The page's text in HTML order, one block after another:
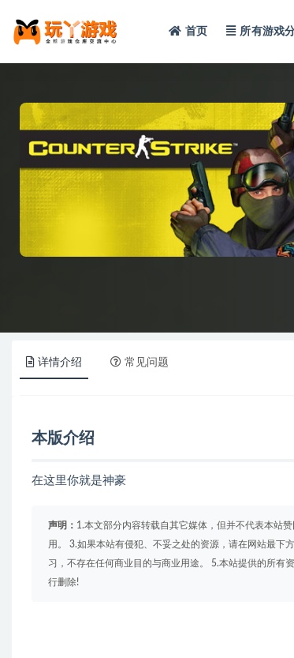
首页 所有游戏
详情介绍 常见问题
本版介绍
在这里你就是神豪
声明： 1.本文部分内容转载自其它媒体，但并不代表本站
用。 3.如果本站有侵犯、不妥之处的资源，请在网站最下
习，不存在任何商业目的与商业用途。 5.本站提供的所有
行删除!